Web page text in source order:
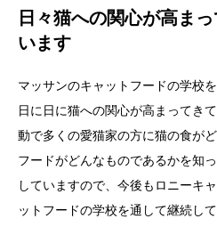
日々猫への関心が高ま
います
マッサンのキャットフードの学校
日に日に猫への関心が高まってき
動で多くの愛猫家の方に猫の食が
フードがどんなものであるかを知
していますので、今後もロニーキ
ットフードの学校を通して継続し